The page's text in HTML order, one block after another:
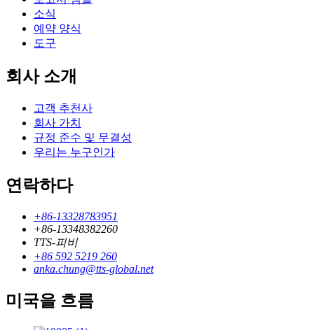
소식
예약 양식
도구
회사 소개
고객 추천사
회사 가치
규정 준수 및 무결성
우리는 누구인가
연락하다
+86-13328783951
+86-13348382260
TTS-피비
+86 592 5219 260
anka.chung@tts-global.net
미국을 흐름